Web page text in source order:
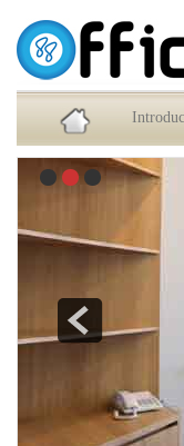
Service Office dan Virtual Office Jakarta Selatan